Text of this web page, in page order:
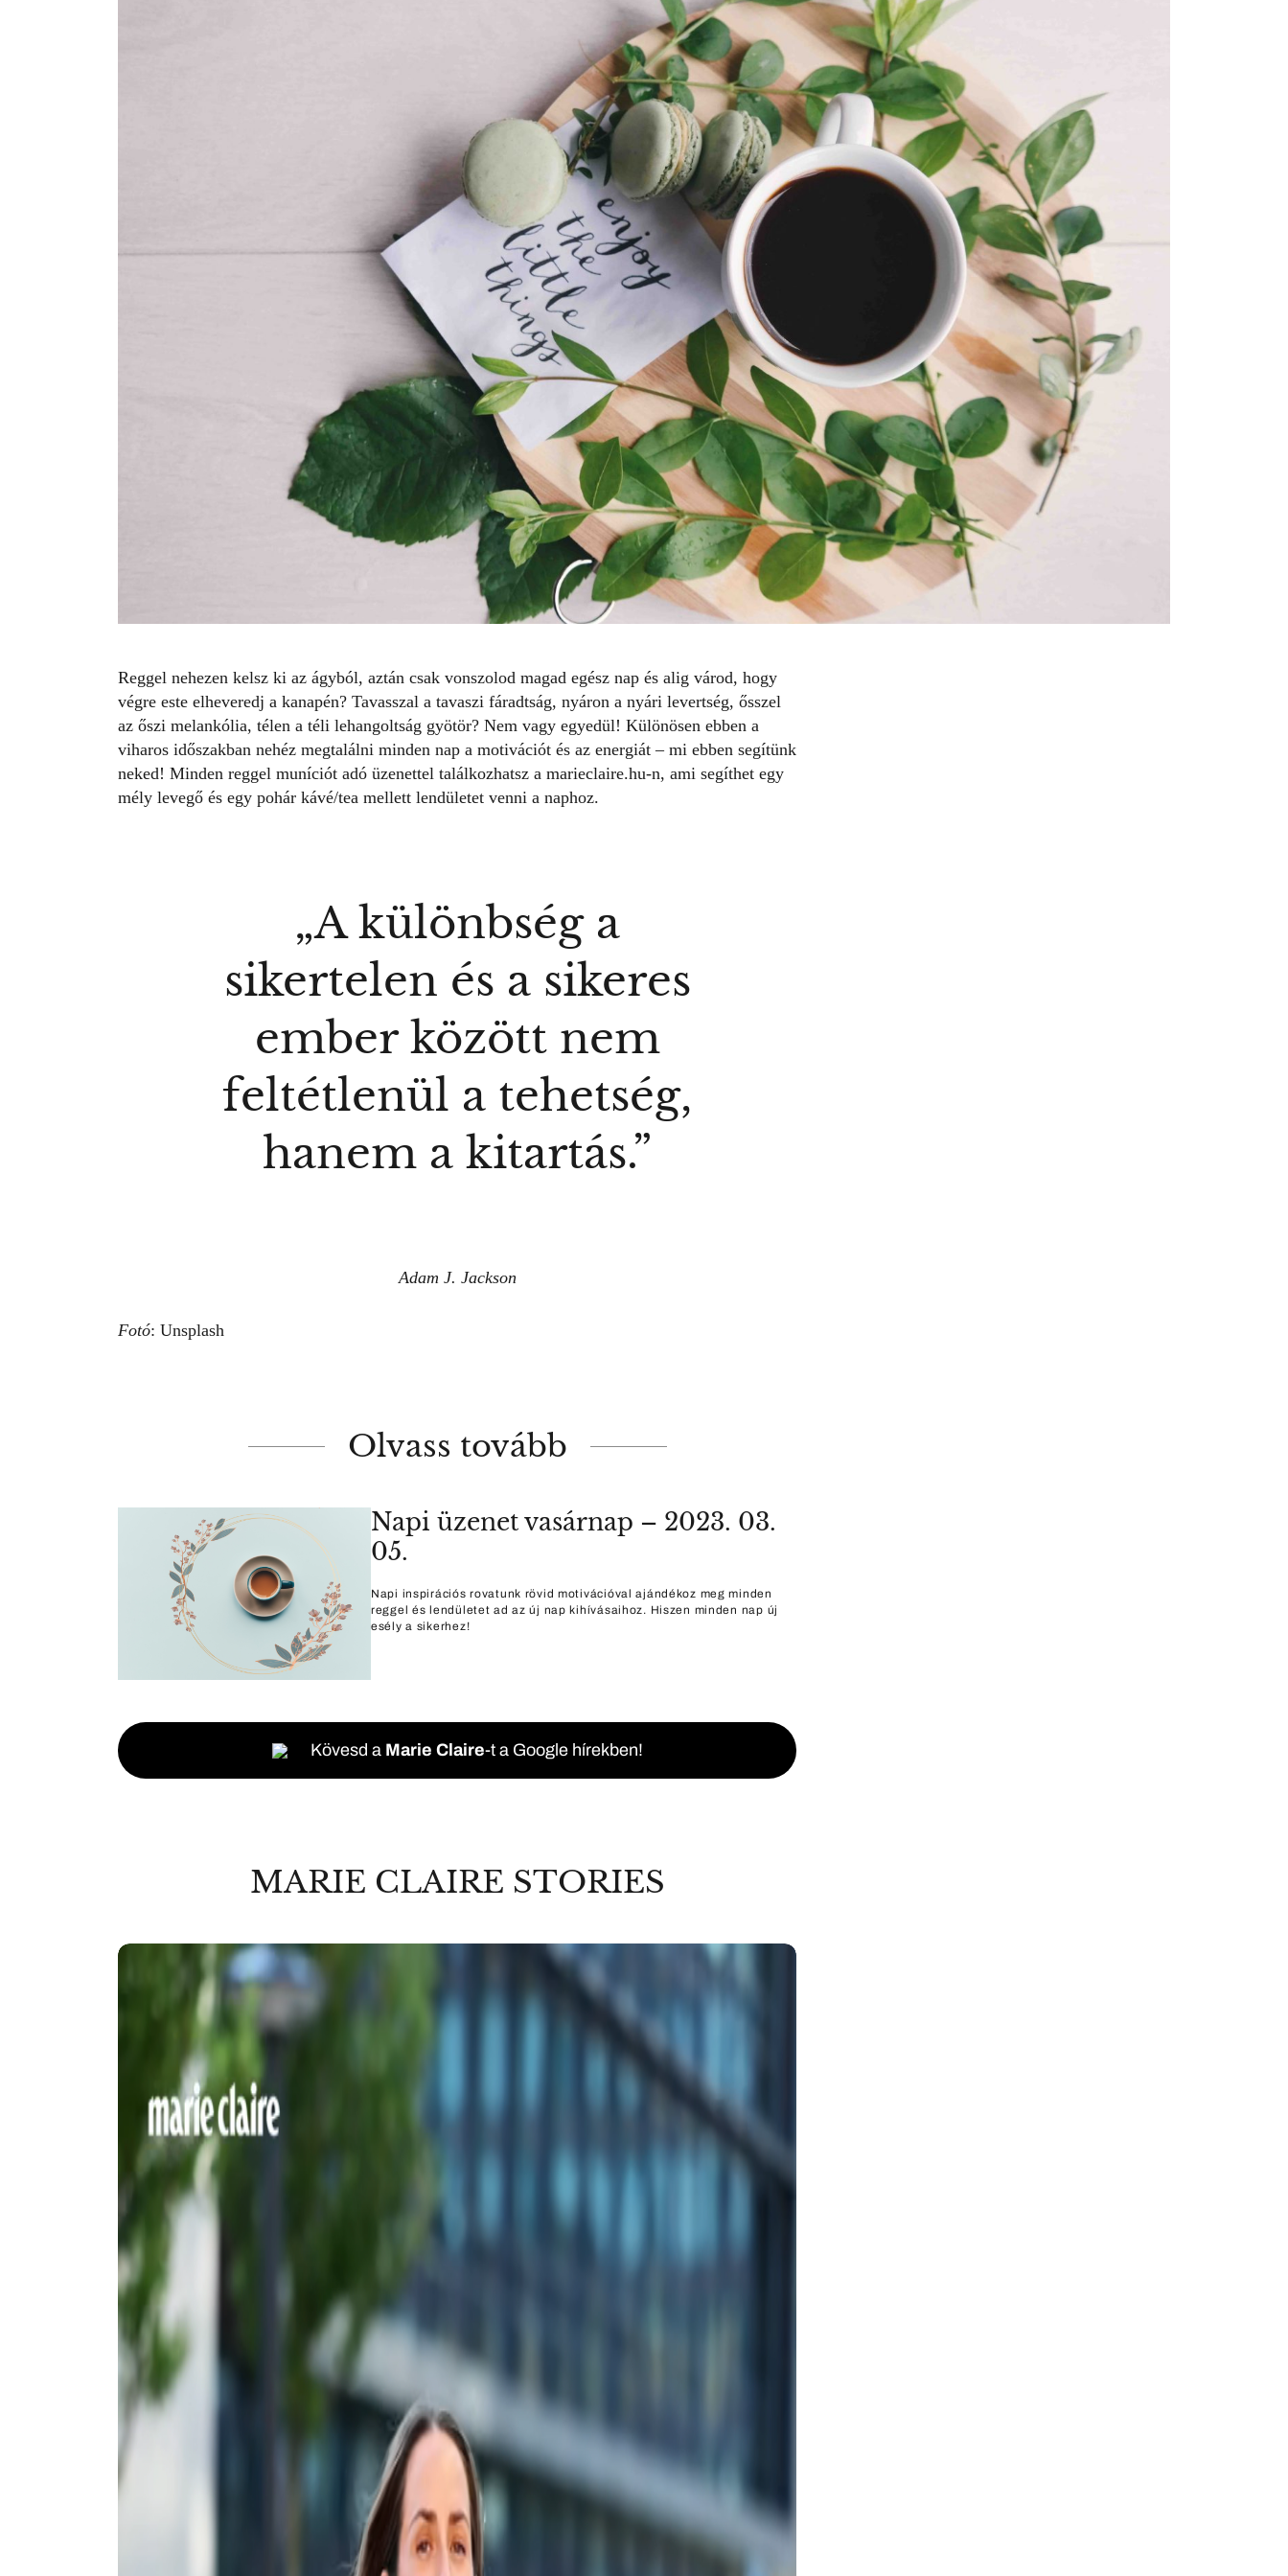
Reggel nehezen kelsz ki az ágyból, aztán csak vonszolod magad egész nap és alig várod, hogy
végre este elheveredj a kanapén? Tavasszal a tavaszi fáradtság, nyáron a nyári levertség, ősszel
az őszi melankólia, télen a téli lehangoltság gyötör? Nem vagy egyedül! Különösen ebben a
viharos időszakban nehéz megtalálni minden nap a motivációt és az energiát – mi ebben segítünk
neked! Minden reggel muníciót adó üzenettel találkozhatsz a marieclaire.hu-n, ami segíthet egy
mély levegő és egy pohár kávé/tea mellett lendületet venni a naphoz.
„A különbség a
sikertelen és a sikeres
ember között nem
feltétlenül a tehetség,
hanem a kitartás.”
Adam J. Jackson
Fotó: Unsplash
Olvass tovább
Napi üzenet vasárnap – 2023. 03.
05.
Napi inspirációs rovatunk rövid motivációval ajándékoz meg minden
reggel és lendületet ad az új nap kihívásaihoz. Hiszen minden nap új
esély a sikerhez!
Kövesd a Marie Claire-t a Google hírekben!
MARIE CLAIRE STORIES